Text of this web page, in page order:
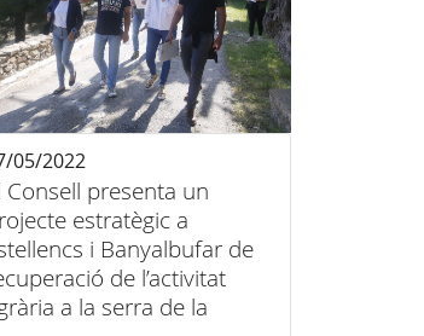
Consell presenta un
estratègic a
i Banyalbufar de
de l’activitat
a la serra de la
05/2022